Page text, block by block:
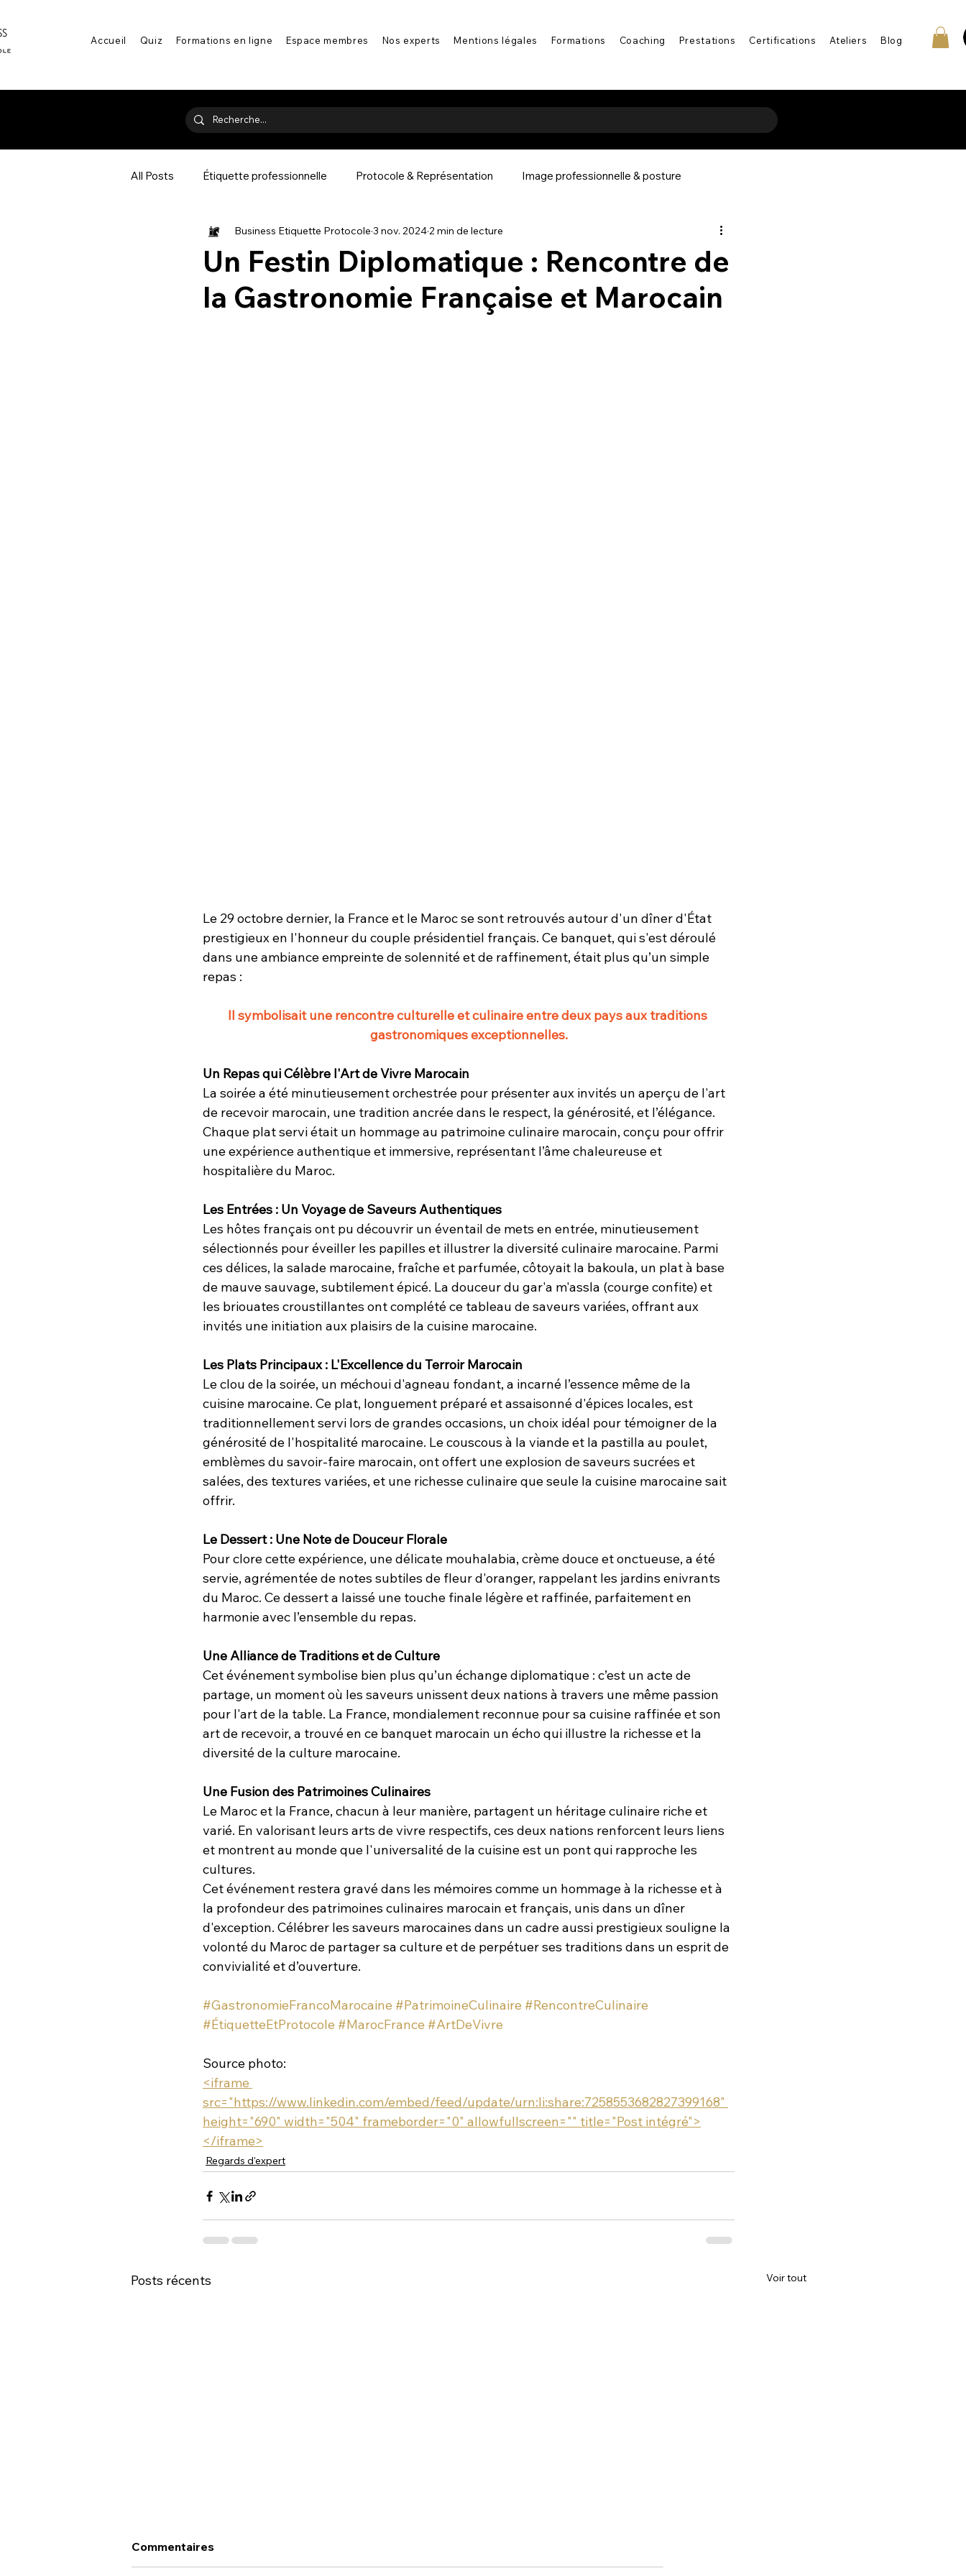
Accueil Quiz Formations en ligne Espace membres Nos experts Mentions légales Formations Coaching Prestations Certifications Ateliers Blog
All Posts Étiquette professionnelle Protocole & Représentation Image professionnelle & posture
Communication & savoir-être La communication interculturelle
Un Festin Diplomatique : Rencontre de
la Gastronomie Française et Marocain
Business Etiquette Protocole 3 nov. 20242 min de lecture
Le 29 octobre dernier, la France et le Maroc se sont retrouvés autour d'un dîner d'État
prestigieux en l'honneur du couple présidentiel français. Ce banquet, qui s'est déroulé
dans une ambiance empreinte de solennité et de raffinement, était plus qu’un simple
repas :
Il symbolisait une rencontre culturelle et culinaire entre deux pays aux traditions
gastronomiques exceptionnelles.
Un Repas qui Célèbre l'Art de Vivre Marocain
La soirée a été minutieusement orchestrée pour présenter aux invités un aperçu de l'art
de recevoir marocain, une tradition ancrée dans le respect, la générosité, et l’élégance.
Chaque plat servi était un hommage au patrimoine culinaire marocain, conçu pour offrir
une expérience authentique et immersive, représentant l’âme chaleureuse et
hospitalière du Maroc.
Les Entrées : Un Voyage de Saveurs Authentiques
Les hôtes français ont pu découvrir un éventail de mets en entrée, minutieusement
sélectionnés pour éveiller les papilles et illustrer la diversité culinaire marocaine. Parmi
ces délices, la salade marocaine, fraîche et parfumée, côtoyait la bakoula, un plat à base
de mauve sauvage, subtilement épicé. La douceur du gar'a m'assla (courge confite) et
les briouates croustillantes ont complété ce tableau de saveurs variées, offrant aux
invités une initiation aux plaisirs de la cuisine marocaine.
Les Plats Principaux : L'Excellence du Terroir Marocain
Le clou de la soirée, un méchoui d'agneau fondant, a incarné l’essence même de la
cuisine marocaine. Ce plat, longuement préparé et assaisonné d'épices locales, est
traditionnellement servi lors de grandes occasions, un choix idéal pour témoigner de la
générosité de l'hospitalité marocaine. Le couscous à la viande et la pastilla au poulet,
emblèmes du savoir-faire marocain, ont offert une explosion de saveurs sucrées et
salées, des textures variées, et une richesse culinaire que seule la cuisine marocaine sait
offrir.
Le Dessert : Une Note de Douceur Florale
Pour clore cette expérience, une délicate mouhalabia, crème douce et onctueuse, a été
servie, agrémentée de notes subtiles de fleur d'oranger, rappelant les jardins enivrants
du Maroc. Ce dessert a laissé une touche finale légère et raffinée, parfaitement en
harmonie avec l’ensemble du repas.
Une Alliance de Traditions et de Culture
Cet événement symbolise bien plus qu’un échange diplomatique : c’est un acte de
partage, un moment où les saveurs unissent deux nations à travers une même passion
pour l'art de la table. La France, mondialement reconnue pour sa cuisine raffinée et son
art de recevoir, a trouvé en ce banquet marocain un écho qui illustre la richesse et la
diversité de la culture marocaine.
Une Fusion des Patrimoines Culinaires
Le Maroc et la France, chacun à leur manière, partagent un héritage culinaire riche et
varié. En valorisant leurs arts de vivre respectifs, ces deux nations renforcent leurs liens
et montrent au monde que l'universalité de la cuisine est un pont qui rapproche les
cultures.
Cet événement restera gravé dans les mémoires comme un hommage à la richesse et à
la profondeur des patrimoines culinaires marocain et français, unis dans un dîner
d'exception. Célébrer les saveurs marocaines dans un cadre aussi prestigieux souligne la
volonté du Maroc de partager sa culture et de perpétuer ses traditions dans un esprit de
convivialité et d’ouverture.
#GastronomieFrancoMarocaine #PatrimoineCulinaire #RencontreCulinaire
#ÉtiquetteEtProtocole #MarocFrance #ArtDeVivre
Source photo:
<iframe
src="https://www.linkedin.com/embed/feed/update/urn:li:share:7258553682827399168"
height="690" width="504" frameborder="0" allowfullscreen="" title="Post intégré">
</iframe>
Regards d'expert
Posts récents Voir tout
Commentaires